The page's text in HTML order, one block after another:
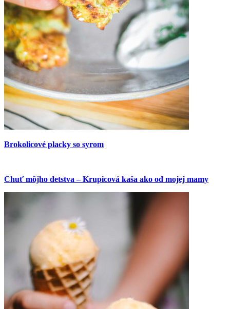
Brokolicové placky so syrom
Chuť môjho detstva – Krupicová kaša ako od mojej mamy